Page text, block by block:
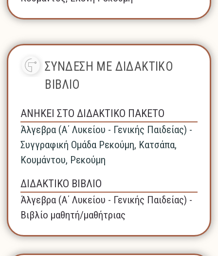
ΣΥΝΔΕΣΗ ΜΕ ΔΙΔΑΚΤΙΚΟ
ΒΙΒΛΙΟ
ΑΝΗΚΕΙ ΣΤΟ ΔΙΔΑΚΤΙΚΟ ΠΑΚΕΤΟ
Άλγεβρα (A΄ Λυκείου - Γενικής Παιδείας) -
Συγγραφική Ομάδα Ρεκούμη, Κατσάπα,
Κουμάντου, Ρεκούμη
ΔΙΔΑΚΤΙΚΟ ΒΙΒΛΙΟ
Άλγεβρα (A΄ Λυκείου - Γενικής Παιδείας) -
Βιβλίο μαθητή/μαθήτριας